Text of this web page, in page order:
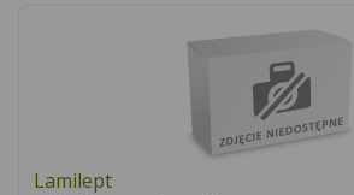
Lamilept